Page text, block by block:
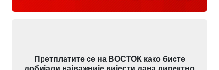
Претплатите се на ВОСТОК како бисте